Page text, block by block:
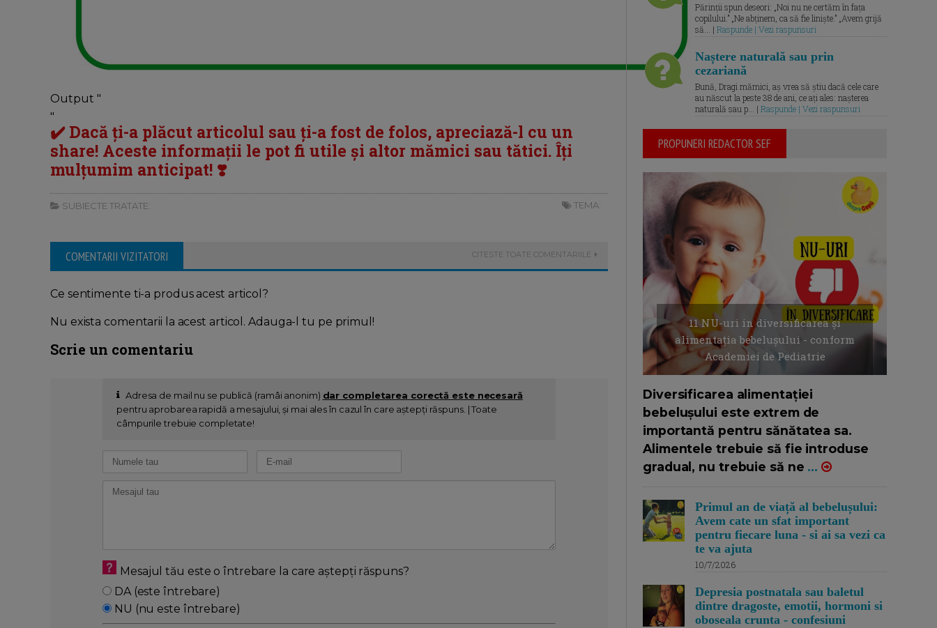
Output "
"
✔️ Dacă ți-a plăcut articolul sau ți-a fost de folos, apreciază-l cu un
share! Aceste informații le pot fi utile și altor mămici sau tătici. Îți
mulțumim anticipat! ❣️
SUBIECTE TRATATE: TEMA:
COMENTARII VIZITATORI CITESTE TOATE COMENTARIILE
Ce sentimente ti-a produs acest articol?
Nu exista comentarii la acest articol. Adauga-l tu pe primul!
Scrie un comentariu
Adresa de mail nu se publică (ramâi anonim) dar completarea corectă este necesară
pentru aprobarea rapidă a mesajului, și mai ales în cazul în care aștepți răspuns. | Toate
câmpurile trebuie completate!
Mesajul tău este o întrebare la care aștepți răspuns?
DA (este întrebare)
NU (nu este întrebare)
Părinții spun deseori: „Noi nu ne certăm în fața
copilului.” „Ne abținem, ca să fie liniște.” „Avem grijă
să... | Raspunde | Vezi raspunsuri
Naștere naturală sau prin
cezariană
Bună, Dragi mămici, aș vrea să știu dacă cele care
au născut la peste 38 de ani, ce ați ales: nașterea
naturală sau p... | Raspunde | Vezi raspunsuri
PROPUNERI REDACTOR SEF
11 NU-uri in diversificarea și
alimentația bebelușului - conform
Academiei de Pediatrie
Diversificarea alimentației
bebelușului este extrem de
importantă pentru sănătatea sa.
Alimentele trebuie să fie introduse
gradual, nu trebuie să ne ...
Primul an de viață al bebelușului:
Avem cate un sfat important
pentru fiecare luna - si ai sa vezi ca
te va ajuta
10/7/2026
Depresia postnatala sau baletul
dintre dragoste, emotii, hormoni si
oboseala crunta - confesiuni